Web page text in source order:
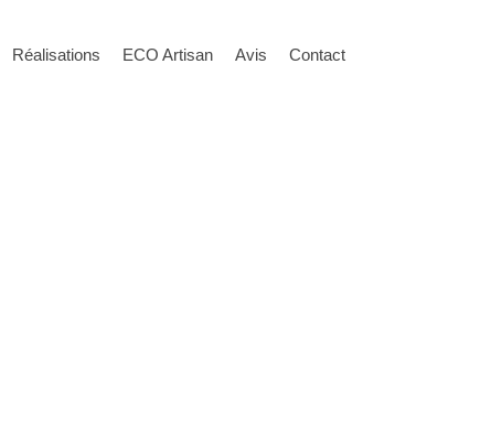
Réalisations ECO Artisan Avis Contact